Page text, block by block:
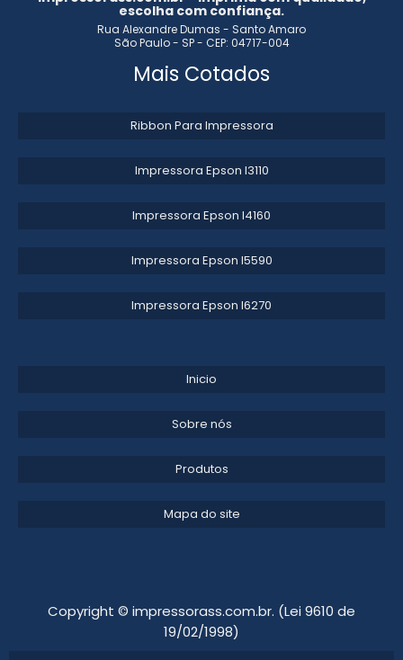
escolha com confiança.
Rua Alexandre Dumas - Santo Amaro
São Paulo - SP - CEP: 04717-004
Mais Cotados
Ribbon Para Impressora
Impressora Epson l3110​
Impressora Epson l4160​
Impressora Epson l5590​
Impressora Epson l6270​
Inicio
Sobre nós
Produtos
Mapa do site
Copyright © impressorass.com.br. (Lei 9610 de
19/02/1998)